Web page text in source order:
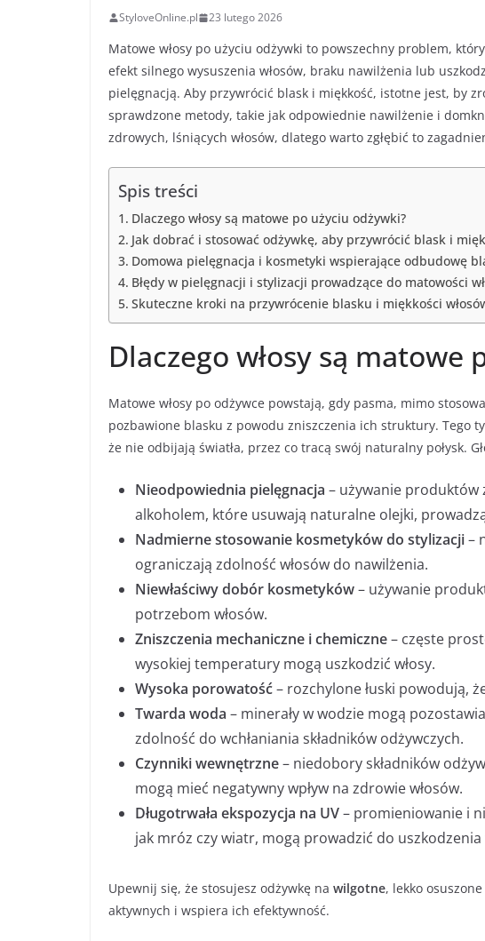
StyloveOnline.pl 23 lutego 2026
Matowe włosy po użyciu odżywki to powszechny problem,
efekt silnego wysuszenia włosów, braku nawilżenia lub
pielęgnacją. Aby przywrócić blask i miękkość, istotne jest, by
sprawdzone metody, takie jak odpowiednie nawilżenie i
zdrowych, lśniących włosów, dlatego warto zgłębić to
Spis treści
Dlaczego włosy są matowe po użyciu odżywki?
Jak dobrać i stosować odżywkę, aby przywrócić blask i
Domowa pielęgnacja i kosmetyki wspierające odbudowę
Błędy w pielęgnacji i stylizacji prowadzące do matowości
Skuteczne kroki na przywrócenie blasku i miękkości
Dlaczego włosy są matowe
Matowe włosy po odżywce powstają, gdy pasma, mimo
pozbawione blasku z powodu zniszczenia ich struktury. Tego
że nie odbijają światła, przez co tracą swój naturalny połysk.
Nieodpowiednia pielęgnacja – używanie produktów
alkoholem, które usuwają naturalne olejki,
Nadmierne stosowanie kosmetyków do stylizacji–
ograniczają zdolność włosów do nawilżenia.
Niewłaściwy dobór kosmetyków– używanie
potrzebom włosów.
Zniszczenia mechaniczne i chemiczne– częste
wysokiej temperatury mogą uszkodzić włosy.
Wysoka porowatość– rozchylone łuski powodują,
Twarda woda – minerały w wodzie mogą
zdolność do wchłaniania składników odżywczych.
Czynniki wewnętrzne– niedobory składników
mogą mieć negatywny wpływ na zdrowie włosów.
Długotrwała ekspozycja na UV– promieniowanie i
jak mróz czy wiatr, mogą prowadzić do uszkodzenia
Upewnij się, że stosujesz odżywkę na wilgotne, lekko
aktywnych i wspiera ich efektywność.